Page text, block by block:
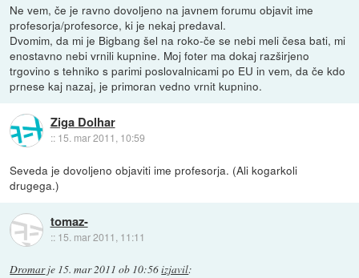
Ne vem, če je ravno dovoljeno na javnem forumu objavit ime
profesorja/profesorce, ki je nekaj predaval.
Dvomim, da mi je Bigbang šel na roko-če se nebi meli česa bati, mi
enostavno nebi vrnili kupnine. Moj foter ma dokaj razširjeno
trgovino s tehniko s parimi poslovalnicami po EU in vem, da če kdo
prnese kaj nazaj, je primoran vedno vrnit kupnino.
Ziga Dolhar
:: 15. mar 2011, 10:59
Seveda je dovoljeno objaviti ime profesorja. (Ali kogarkoli
drugega.)
tomaz-
:: 15. mar 2011, 11:11
Dromarje 15. mar 2011 ob 10:56izjavil: